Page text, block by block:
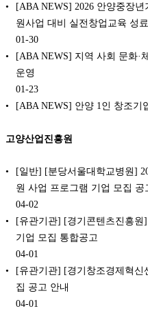
[ABA NEWS] 2026 안양중장
원사업 대비 실전창업교육 성료
01-30
[ABA NEWS] 지역 사회 문화·
운영
01-23
[ABA NEWS] 안양 1인 창조기
고양산업진흥원
[일반] [분당서울대학교병원]
원 사업 프로그램 기업 모집 공
04-02
[유관기관] [경기콘텐츠진흥원
기업 모집 통합공고
04-01
[유관기관] [경기창조경제혁신
집 공고 안내
04-01